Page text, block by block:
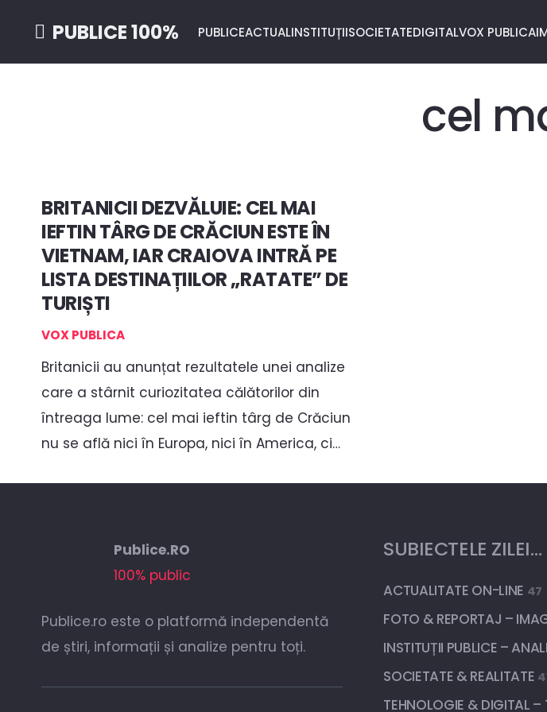
PUBLICE 100% PUBLICEACTUALINSTITUȚIISOCIETATEDIGITALVOX PUBLICA
cel
BRITANICII DEZVĂLUIE: CEL MAI
IEFTIN TÂRG DE CRĂCIUN ESTE ÎN
VIETNAM, IAR CRAIOVA INTRĂ PE
LISTA DESTINAȚIILOR „RATATE” DE
TURIȘTI
VOX PUBLICA
Britanicii au anunțat rezultatele unei analize
care a stârnit curiozitatea călătorilor din
întreaga lume: cel mai ieftin târg de Crăciun
nu se află nici în Europa, nici în America, ci…
Publice.RO
100% public
Publice.ro este o platformă independentă
de știri, informații și analize pentru toți.
SUBIECTELE ZILEI…
ACTUALITATE ON-LINE 47
FOTO & REPORTAJ –
INSTITUȚII PUBLICE –
SOCIETATE & REALITATE
TEHNOLOGIE & DIGITAL –